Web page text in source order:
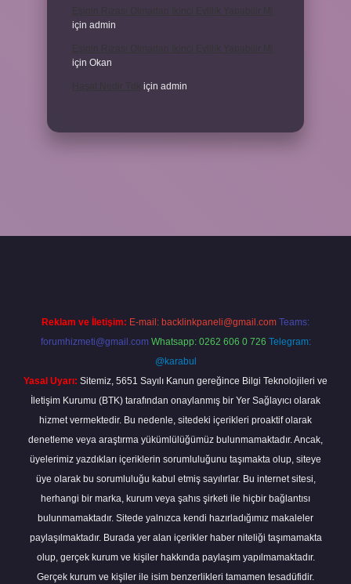
için admin
için Okan
için admin
Reklam ve İletişim: E-mail: backlinkpaneli@gmail.com Teams:
forumhizmeti@gmail.com Whatsapp: 0262 606 0 726 Telegram:
@karabul
Yasal Uyarı: Sitemiz, 5651 Sayılı Kanun gereğince Bilgi Teknolojileri ve
İletişim Kurumu (BTK) tarafından onaylanmış bir Yer Sağlayıcı olarak
hizmet vermektedir. Bu nedenle, sitedeki içerikleri proaktif olarak
denetleme veya araştırma yükümlülüğümüz bulunmamaktadır. Ancak,
üyelerimiz yazdıkları içeriklerin sorumluluğunu taşımakta olup, siteye
üye olarak bu sorumluluğu kabul etmiş sayılırlar. Bu internet sitesi,
herhangi bir marka, kurum veya şahıs şirketi ile hiçbir bağlantısı
bulunmamaktadır. Sitede yalnızca kendi hazırladığımız makaleler
paylaşılmaktadır. Burada yer alan içerikler haber niteliği taşımamakta
olup, gerçek kurum ve kişiler hakkında paylaşım yapılmamaktadır.
Gerçek kurum ve kişiler ile isim benzerlikleri tamamen tesadüfidir.